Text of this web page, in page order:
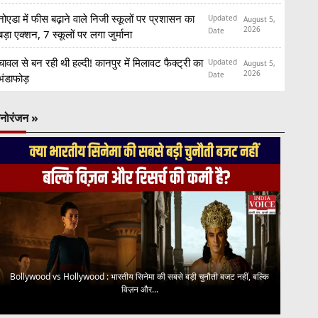
में फीस बढ़ाने वाले निजी स्कूलों पर प्रशासन का
एक्शन, 7 स्कूलों पर लगा जुर्माना
Updated
Date
August 5,
2026
से बन रही थी हल्दी! कानपुर में मिलावट फैक्ट्री का Updated
Date
August 5,
2026
»
Bollywood vs Hollywood : भारतीय सिनेमा की सबसे बड़ी चुनौती बजट नहीं, बल्कि
विज़न और...